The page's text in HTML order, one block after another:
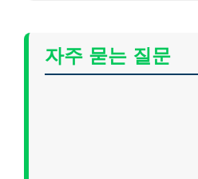
자주 묻는 질문